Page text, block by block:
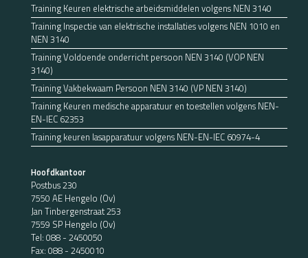
Training Keuren elektrische arbeidsmiddelen volgens NEN 3140
Training Inspectie van elektrische installaties volgens NEN 1010 en
NEN 3140
Training Voldoende onderricht persoon NEN 3140 (VOP NEN
3140)
Training Vakbekwaam Persoon NEN 3140 (VP NEN 3140)
Training Keuren medische apparatuur en toestellen volgens NEN-
EN-IEC 62353
Training keuren lasapparatuur volgens NEN-EN-IEC 60974-4
Hoofdkantoor
Postbus 230
7550 AE Hengelo (Ov)
Jan Tinbergenstraat 253
7559 SP Hengelo (Ov)
Tel: 088 - 2450050
Fax: 088 - 2450010